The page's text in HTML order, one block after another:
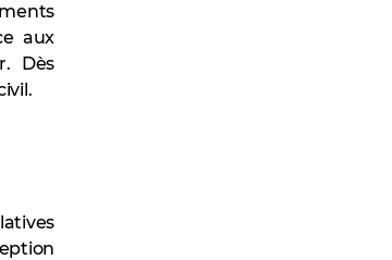
aux
Dès